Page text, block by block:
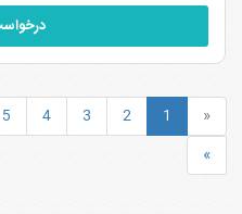
«
1
2
3
4
5
»